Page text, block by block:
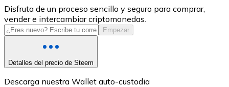
USD Coin
USDC
Disfruta de un proceso sencillo y seguro para comprar,
vender e intercambiar criptomonedas.
Empezar
Detalles del precio de Steem
Descarga nuestra Wallet auto-custodia